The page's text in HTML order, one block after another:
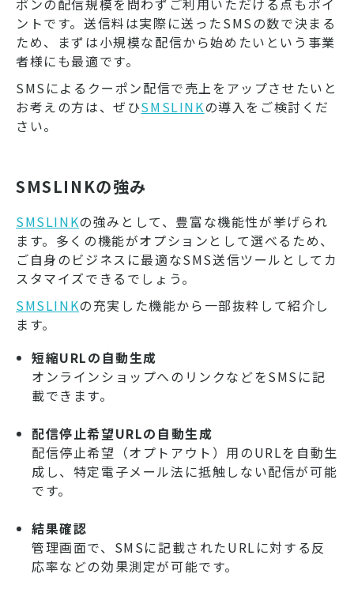
ントです。送信料は実際に送ったSMSの数で決まる
ため、まずは小規模な配信から始めたいという事業
者様にも最適です。
SMSによるクーポン配信で売上をアップさせたいと
お考えの方は、ぜひSMSLINKの導入をご検討くだ
さい。
SMSLINKの強み
SMSLINKの強みとして、豊富な機能性が挙げられ
ます。多くの機能がオプションとして選べるため、
ご自身のビジネスに最適なSMS送信ツールとしてカ
スタマイズできるでしょう。
SMSLINKの充実した機能から一部抜粋して紹介し
ます。
短縮URLの自動生成
オンラインショップへのリンクなどをSMSに記
載できます。
配信停止希望URLの自動生成
配信停止希望（オプトアウト）用のURLを自動生
成し、特定電子メール法に抵触しない配信が可能
です。
結果確認
管理画面で、SMSに記載されたURLに対する反
応率などの効果測定が可能です。